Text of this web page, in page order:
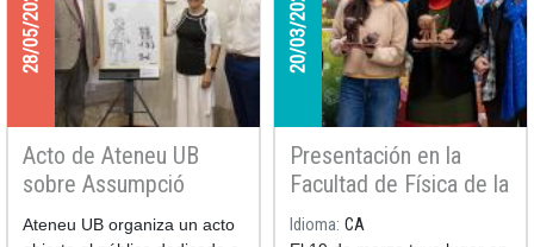
28/05/2026
Acto de Ateneu UB
sobre Assumpció
Català y presentación
del dibujo de Pilarín
Ateneu UB organiza un acto
20/03/2026
Presentación en la
Facultad de Física de la
Mona de ciencia
astrónoma
Idioma CA